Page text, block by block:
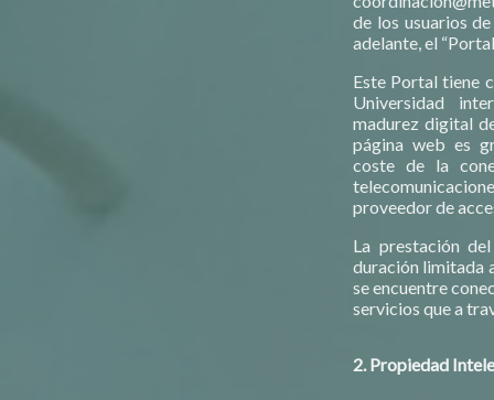
de los usuarios
adelante, el
Este Portal tiene
Universidad
madurez digital
página web es
coste de la
proveedor de
La prestación
duración limitada
se encuentre
servicios que a
2. Propiedad